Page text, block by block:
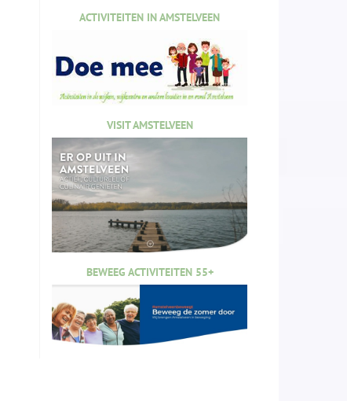
ACTIVITEITEN IN AMSTELVEEN
VISIT AMSTELVEEN
BEWEEG ACTIVITEITEN 55+